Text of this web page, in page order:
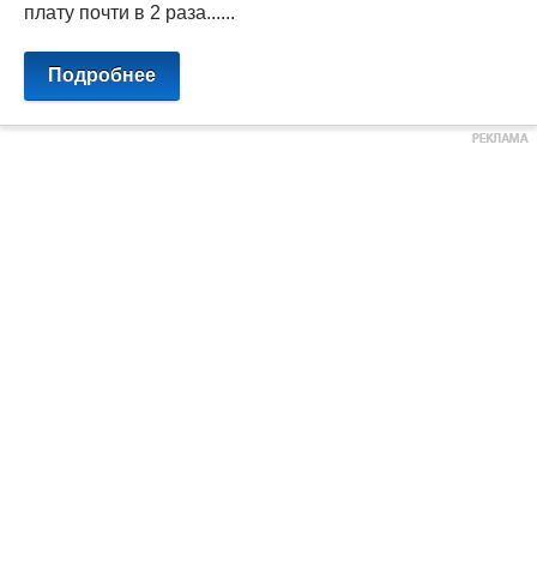
плату почти в 2 раза......
Подробнее